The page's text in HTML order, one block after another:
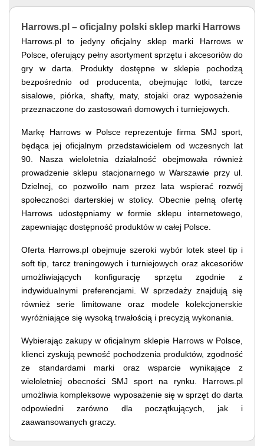
Harrows.pl – oficjalny polski sklep marki Harrows
Harrows.pl to jedyny oficjalny sklep marki Harrows w
Polsce, oferujący pełny asortyment sprzętu i akcesoriów do
gry w darta. Produkty dostępne w sklepie pochodzą
bezpośrednio od producenta, obejmując lotki, tarcze
sisalowe, piórka, shafty, maty, stojaki oraz wyposażenie
przeznaczone do zastosowań domowych i turniejowych.
Markę Harrows w Polsce reprezentuje firma SMJ sport,
będąca jej oficjalnym przedstawicielem od wczesnych lat
90. Nasza wieloletnia działalność obejmowała również
prowadzenie sklepu stacjonarnego w Warszawie przy ul.
Dzielnej, co pozwoliło nam przez lata wspierać rozwój
społeczności darterskiej w stolicy. Obecnie pełną ofertę
Harrows udostępniamy w formie sklepu internetowego,
zapewniając dostępność produktów w całej Polsce.
Oferta Harrows.pl obejmuje szeroki wybór lotek steel tip i
soft tip, tarcz treningowych i turniejowych oraz akcesoriów
umożliwiających konfigurację sprzętu zgodnie z
indywidualnymi preferencjami. W sprzedaży znajdują się
również serie limitowane oraz modele kolekcjonerskie
wyróżniające się wysoką trwałością i precyzją wykonania.
Wybierając zakupy w oficjalnym sklepie Harrows w Polsce,
klienci zyskują pewność pochodzenia produktów, zgodność
ze standardami marki oraz wsparcie wynikające z
wieloletniej obecności SMJ sport na rynku. Harrows.pl
umożliwia kompleksowe wyposażenie się w sprzęt do darta
odpowiedni zarówno dla początkujących, jak i
zaawansowanych graczy.